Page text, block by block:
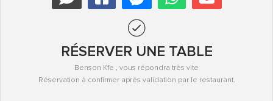
RÉSERVER UNE TABLE
Benson Kfe , vous répondra très vite
Réservation à confirmer après validation par le restaurant.